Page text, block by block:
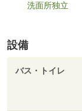
洗面所独立
設備
バス・トイレ